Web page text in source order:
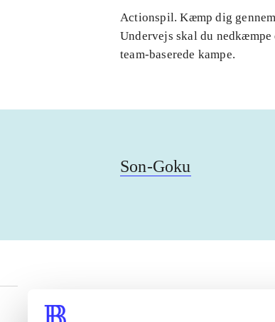
Actionspil. Kæmp dig
Undervejs skal du
team-baserede kampe.
Son-Goku